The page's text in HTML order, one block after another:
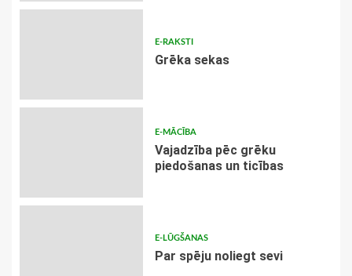
E-RAKSTI
Grēka sekas
E-MĀCĪBA
Vajadzība pēc grēku
piedošanas un ticības
E-LŪGŠANAS
Par spēju noliegt sevi